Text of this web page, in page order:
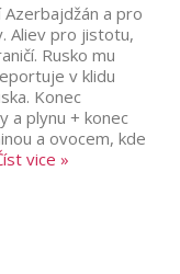
Azerbajdžán a pro
Aliev pro jistotu,
Rusko mu
v klidu
Konec
a plynu + konec
a ovocem, kde
vice »